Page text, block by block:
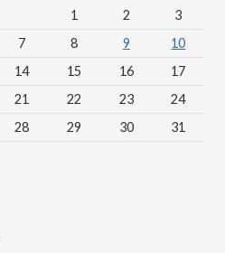
1 2
3
7 8 9
10
14 15 16
17
21 22 23
24
28 29 30 31